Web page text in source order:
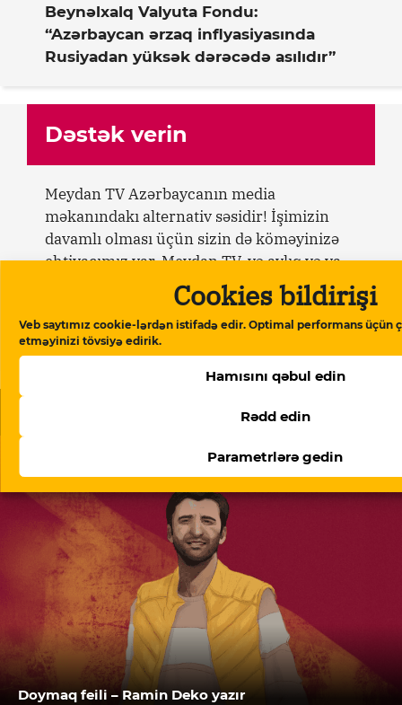
Cookies bildirişi
Veb saytımız cookie-lərdən istifadə edir. Optimal performans üçün
etməyinizi tövsiyə edirik.
Hamısını qəbul edin
Rədd edin
Parametrlərə gedin
Beynəlxalq Valyuta Fondu:
“Azərbaycan ərzaq inflyasiyasında
Rusiyadan yüksək dərəcədə asılıdır”
Dəstək verin
Meydan TV Azərbaycanın media
məkanındakı alternativ səsidir! İşimizin
davamlı olması üçün sizin də köməyinizə
ehtiyacımız var. Meydan TV-yə aylıq və ya
birdəfəlik yardımlarla dəstək olun.
Doymaq feili – Ramin Deko yazır